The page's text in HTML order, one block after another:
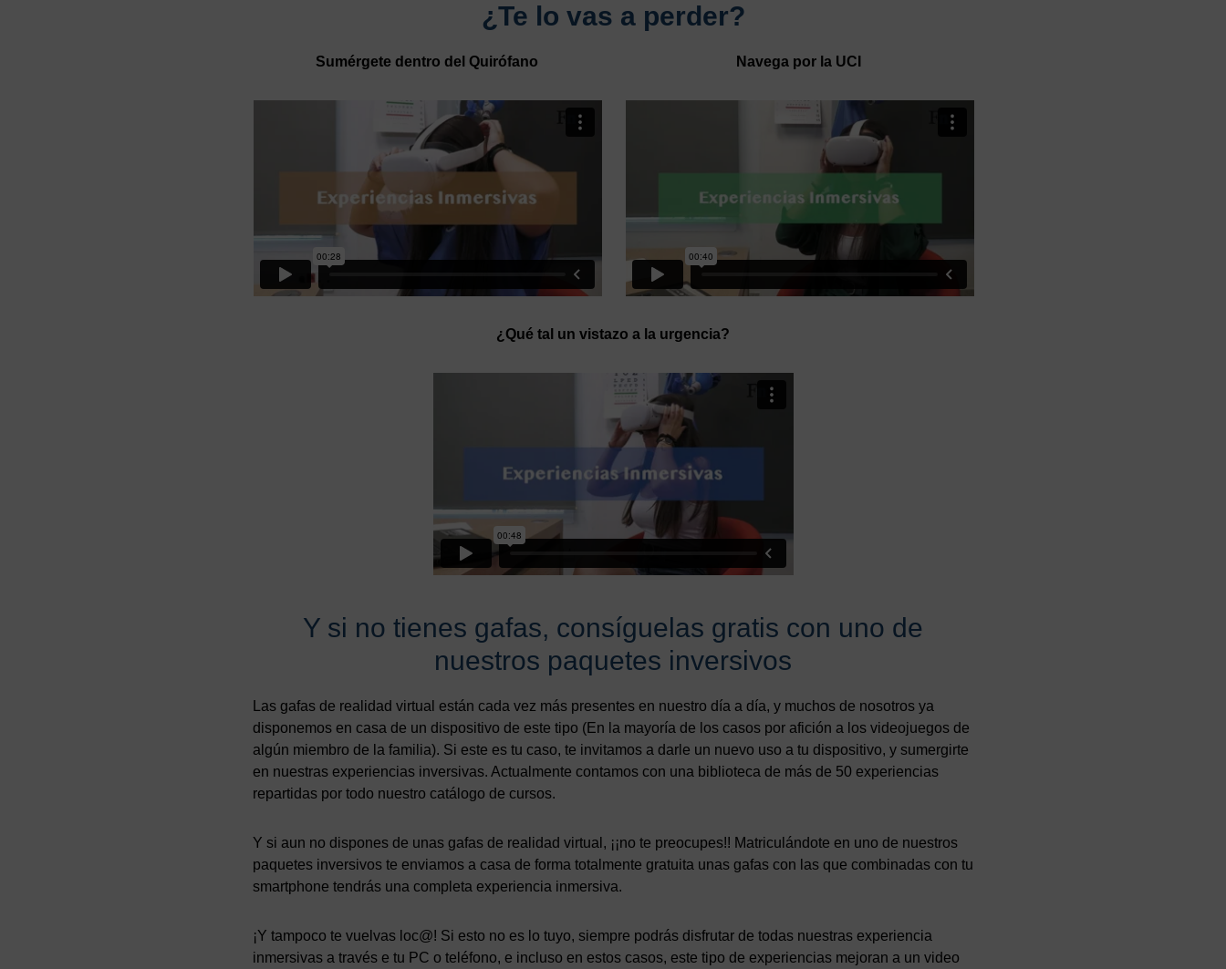
¿Te lo vas a perder?
Sumérgete dentro del Quirófano Navega por la UCI
¿Qué tal un vistazo a la urgencia?
Y si no tienes gafas, consíguelas gratis con uno de
nuestros paquetes inversivos
Las gafas de realidad virtual están cada vez más presentes en nuestro día a día, y muchos de nosotros ya
disponemos en casa de un dispositivo de este tipo (En la mayoría de los casos por afición a los videojuegos de
algún miembro de la familia). Si este es tu caso, te invitamos a darle un nuevo uso a tu dispositivo, y sumergirte
en nuestras experiencias inversivas. Actualmente contamos con una biblioteca de más de 50 experiencias
repartidas por todo nuestro catálogo de cursos.
Y si aun no dispones de unas gafas de realidad virtual, ¡¡no te preocupes!! Matriculándote en uno de nuestros
paquetes inversivos te enviamos a casa de forma totalmente gratuita unas gafas con las que combinadas con tu
smartphone tendrás una completa experiencia inmersiva.
¡Y tampoco te vuelvas loc@! Si esto no es lo tuyo, siempre podrás disfrutar de todas nuestras experiencia
inmersivas a través e tu PC o teléfono, e incluso en estos casos, este tipo de experiencias mejoran a un video